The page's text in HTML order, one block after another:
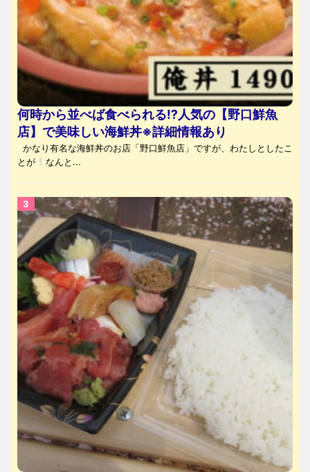
何時から並べば食べられる⁉人気の【野口鮮魚
店】で美味しい海鮮丼※詳細情報あり
かなり有名な海鮮丼のお店「野口鮮魚店」ですが、わたしとしたこ
とが
なんと...